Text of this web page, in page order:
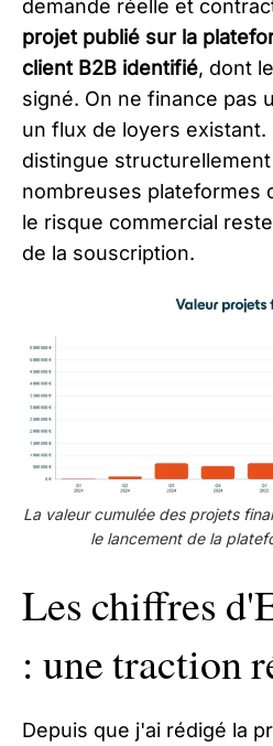
demande réelle et
projet publié sur la
client B2B identifié, dont
signé. On ne finance pas
un flux de loyers existant.
distingue
nombreuses plateformes
le risque commercial
de la souscription.
La valeur cumulée des projets
le lancement de la
Les chiffres
: une traction
Depuis que j'ai rédigé la